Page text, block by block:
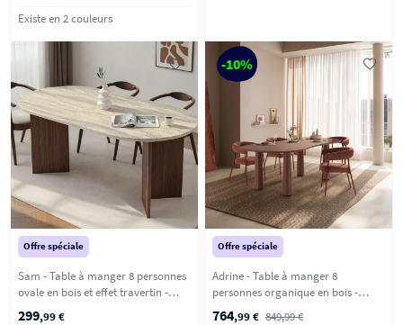
Existe en 2 couleurs
Offre spéciale
Sam - Table à manger 8 personnes
ovale en bois et effet travertin -
Beige
299,99 €
-10%
Offre spéciale
Adrine - Table à manger 8
personnes organique en bois -
Marron glacé
764,99 € 849,99 €